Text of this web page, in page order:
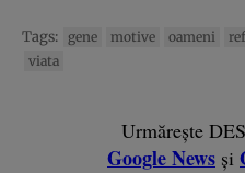
Tags: gene motive oameni
viata
Urmărește
Google News și